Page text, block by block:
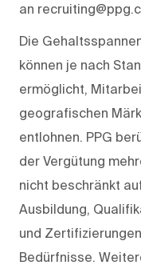
an
Die
können je nach
ermöglicht,
geografischen
entlohnen. PPG
der Vergütung
nicht beschränkt
Ausbildung,
und
Bedürfnisse.